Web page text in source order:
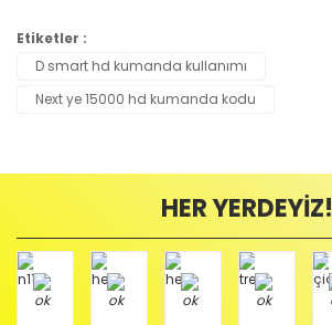
Etiketler :
D smart hd kumanda kullanımı
Next ye 15000 hd kumanda kodu
HER YERDEYİZ!